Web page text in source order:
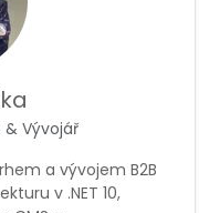
& Vývojář
a vývojem B2B
v .NET 10,